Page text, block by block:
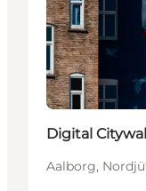
Digital
Aalborg,